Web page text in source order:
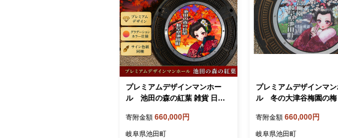
プレミアムデザインマンホー
ル 池田の森の紅葉 雑貨 日用
寄附金額 660,000円
岐阜県池田町
プレミアムデザインマ
ル 冬の大津谷梅園の梅
寄附金額 660,000円
岐阜県池田町